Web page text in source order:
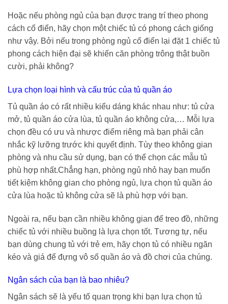
Hoặc nếu phòng ngủ của bạn được trang trí theo phong
cách cổ điển, hãy chọn một chiếc tủ có phong cách giống
như vậy. Bởi nếu trong phòng ngủ cổ điển lại đặt 1 chiếc tủ
phong cách hiện đại sẽ khiến căn phòng trông thật buồn
cười, phải không?
Lựa chọn loại hình và cấu trúc của tủ quần áo
Tủ quần áo có rất nhiều kiểu dáng khác nhau như: tủ cửa
mở, tủ quần áo cửa lùa, tủ quần áo không cửa,… Mỗi lựa
chọn đều có ưu và nhược điểm riêng mà bạn phải cân
nhắc kỹ lưỡng trước khi quyết định. Tùy theo không gian
phòng và nhu cầu sử dụng, bạn có thể chọn các mẫu tủ
phù hợp nhất.Chẳng hạn, phòng ngủ nhỏ hay bạn muốn
tiết kiệm không gian cho phòng ngủ, lựa chọn tủ quần áo
cửa lùa hoặc tủ không cửa sẽ là phù hợp với bạn.
Ngoài ra, nếu bạn cần nhiều không gian để treo đồ, những
chiếc tủ với nhiều buồng là lựa chọn tốt. Tương tự, nếu
bạn dùng chung tủ với trẻ em, hãy chọn tủ có nhiều ngăn
kéo và giá để đựng vô số quần áo và đồ chơi của chúng.
Ngân sách của bạn là bao nhiêu?
Ngân sách sẽ là yếu tố quan trọng khi bạn lựa chọn tủ